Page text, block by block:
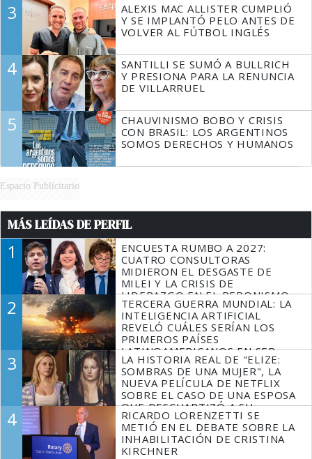
3
ALEXIS MAC ALLISTER CUMPLIÓ
Y SE IMPLANTÓ PELO ANTES DE
VOLVER AL FÚTBOL INGLÉS
4
SANTILLI SE SUMÓ A BULLRICH
Y PRESIONA PARA LA RENUNCIA
DE VILLARRUEL
5
CHAUVINISMO BOBO Y CRISIS
CON BRASIL: LOS ARGENTINOS
SOMOS DERECHOS Y HUMANOS
Espacio Publicitario
MÁS LEÍDAS DE PERFIL
1
ENCUESTA RUMBO A 2027:
CUATRO CONSULTORAS
MIDIERON EL DESGASTE DE
MILEI Y LA CRISIS DE
LIDERAZGO EN EL PERONISMO
2
TERCERA GUERRA MUNDIAL: LA
INTELIGENCIA ARTIFICIAL
REVELÓ CUÁLES SERÍAN LOS
PRIMEROS PAÍSES
LATINOAMERICANOS EN SER
DERROTADOS
3
LA HISTORIA REAL DE "ELIZE:
SOMBRAS DE UNA MUJER", LA
NUEVA PELÍCULA DE NETFLIX
SOBRE EL CASO DE UNA ESPOSA
QUE DESCUARTIZÓ A SU
MARIDO
4
RICARDO LORENZETTI SE
METIÓ EN EL DEBATE SOBRE LA
INHABILITACIÓN DE CRISTINA
KIRCHNER